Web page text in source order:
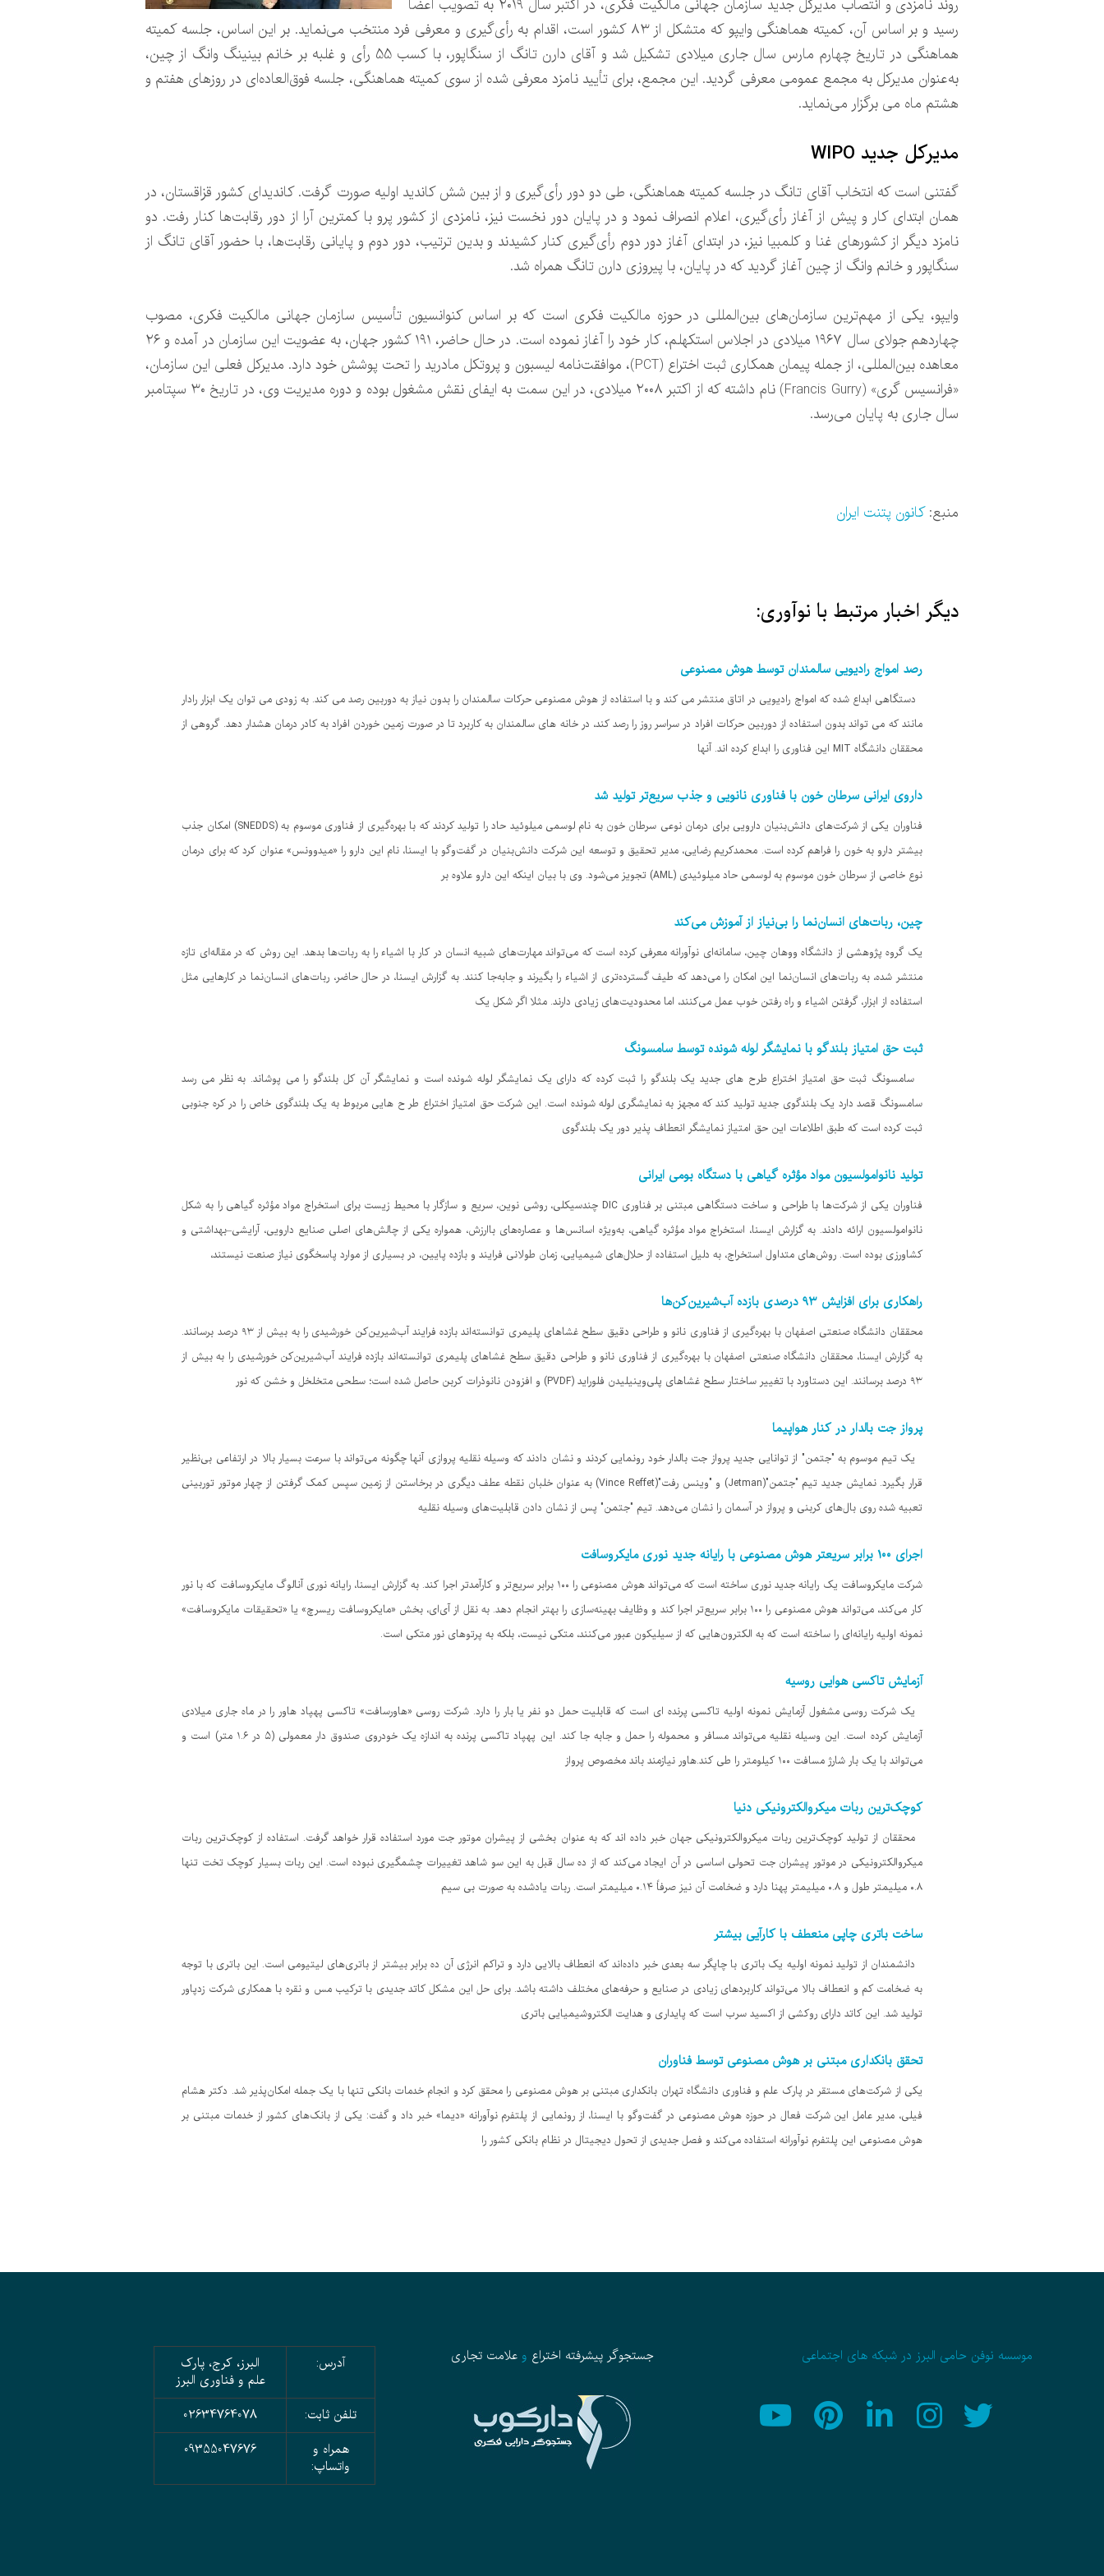
روند نامزدی و انتصاب مدیرکل جدید سازمان جهانی مالکیت فکری، در اکتبر سال ۲۰۱۹ به تصویب اعضا
رسید و بر اساس آن، کمیته هماهنگی وایپو که متشکل از ۸۳ کشور است، اقدام به رأی‌گیری و معرفی فرد منتخب می‌نماید. بر این اساس، جلسه کمیته
هماهنگی در تاریخ چهارم مارس سال جاری میلادی تشکیل شد و آقای دارن تانگ از سنگاپور، با کسب 55 رأی و غلبه بر خانم بینینگ وانگ از چین،
به‌عنوان مدیرکل به مجمع عمومی معرفی گردید. این مجمع، برای تأیید نامزد معرفی شده از سوی کمیته هماهنگی، جلسه فوق‌العاده‌ای در روزهای هفتم و
هشتم ماه می برگزار می‌نماید.
مدیرکل جدید WIPO
گفتنی است که انتخاب آقای تانگ در جلسه کمیته هماهنگی، طی دو دور رأی‌گیری و از بین شش کاندید اولیه صورت گرفت. کاندیدای کشور قزاقستان، در
همان ابتدای کار و پیش از آغاز رأی‌گیری، اعلام انصراف نمود و در پایان دور نخست نیز، نامزدی از کشور پرو با کمترین آرا از دور رقابت‌ها کنار رفت. دو
نامزد دیگر از کشورهای غنا و کلمبیا نیز، در ابتدای آغاز دور دوم رأی‌گیری کنار کشیدند و بدین ترتیب، دور دوم و پایانی رقابت‌ها، با حضور آقای تانگ از
سنگاپور و خانم وانگ از چین آغاز گردید که در پایان، با پیروزی دارن تانگ همراه شد.
وایپو، یکی از مهم‌ترین سازمان‌های بین‌المللی در حوزه مالکیت فکری است که بر اساس کنوانسیون تأسیس سازمان جهانی مالکیت فکری، مصوب
چهاردهم جولای سال ۱۹۶۷ میلادی در اجلاس استکهلم، کار خود را آغاز نموده است. در حال حاضر، ۱۹۱ کشور جهان، به عضویت این سازمان در آمده و ۲۶
معاهده بین‌المللی، از جمله پیمان همکاری ثبت اختراع (PCT)، موافقت‌نامه لیسبون و پروتکل مادرید را تحت پوشش خود دارد. مدیرکل فعلی این سازمان،
«فرانسیس گری» (Francis Gurry) نام داشته که از اکتبر ۲۰۰۸ میلادی، در این سمت به ایفای نقش مشغول بوده و دوره مدیریت وی، در تاریخ ۳۰ سپتامبر
سال جاری به پایان می‌رسد.
منبع:کانون پتنت ایران
دیگر اخبار مرتبط با نوآوری:
رصد امواج رادیویی سالمندان توسط هوش مصنوعی
دستگاهی ابداع شده که امواج رادیویی در اتاق منتشر می کند و با استفاده از هوش مصنوعی حرکات سالمندان را بدون نیاز به دوربین رصد می کند. به زودی می توان یک ابزار رادار
مانند که می تواند بدون استفاده از دوربین حرکات افراد در سراسر روز را رصد کند، در خانه های سالمندان به کاربرد تا در صورت زمین خوردن افراد به کادر درمان هشدار دهد. گروهی از
محققان دانشگاه MIT این فناوری را ابداع کرده اند. آنها
داروی ایرانی سرطان خون با فناوری نانویی و جذب سریع‌تر تولید شد
فناوران یکی از شرکت‌های دانش‌بنیان دارویی برای درمان نوعی سرطان خون به نام لوسمی میلوئید حاد را تولید کردند که با بهره‌گیری از فناوری موسوم به (SNEDDS) امکان جذب
بیشتر دارو به خون را فراهم کرده است. محمدکریم رضایی، مدیر تحقیق و توسعه این شرکت دانش‌بنیان در گفت‌وگو با ایسنا، نام این دارو را «میدوونس» عنوان کرد که برای درمان
نوع خاصی از سرطان خون موسوم به لوسمی حاد میلوئیدی (AML) تجویز می‌شود. وی با بیان اینکه این دارو علاوه بر
چین، ربات‌های انسان‌نما را بی‌نیاز از آموزش می‌کند
یک گروه پژوهشی از دانشگاه ووهان چین، سامانه‌ای نوآورانه معرفی کرده است که می‌تواند مهارت‌های شبیه انسان در کار با اشیاء را به ربات‌ها بدهد. این روش که در مقاله‌ای تازه
منتشر شده، به ربات‌های انسان‌نما این امکان را می‌دهد که طیف گسترده‌تری از اشیاء را بگیرند و جابه‌جا کنند. به گزارش ایسنا، در حال حاضر، ربات‌های انسان‌نما در کارهایی مثل
استفاده از ابزار، گرفتن اشیاء و راه رفتن خوب عمل می‌کنند، اما محدودیت‌های زیادی دارند. مثلا اگر شکل یک
ثبت حق امتیاز بلندگو با نمایشگر لوله شونده توسط سامسونگ
سامسونگ ثبت حق امتیاز اختراع طرح های جدید یک بلندگو را ثبت کرده که دارای یک نمایشگر لوله شونده است و نمایشگر آن کل بلندگو را می پوشاند. به نظر می رسد
سامسونگ قصد دارد یک بلندگوی جدید تولید کند که مجهز به نمایشگری لوله شونده است. این شرکت حق امتیاز اختراع طر ح هایی مربوط به یک بلندگوی خاص را در کره جنوبی
ثبت کرده است که طبق اطلاعات این حق امتیاز نمایشگر انعطاف پذیر دور یک بلندگوی
تولید نانوامولسیون مواد مؤثره گیاهی با دستگاه بومی ایرانی
فناوران یکی از شرکت‌ها با طراحی و ساخت دستگاهی مبتنی بر فناوری DIC چندسیکلی، روشی نوین، سریع و سازگار با محیط زیست برای استخراج مواد مؤثره گیاهی را به شکل
نانوامولسیون ارائه دادند. به گزارش ایسنا، استخراج مواد مؤثره گیاهی، به‌ویژه اسانس‌ها و عصاره‌های باارزش، همواره یکی از چالش‌های اصلی صنایع دارویی، آرایشی–بهداشتی و
کشاورزی بوده است. روش‌های متداول استخراج، به دلیل استفاده از حلال‌های شیمیایی، زمان طولانی فرایند و بازده پایین، در بسیاری از موارد پاسخگوی نیاز صنعت نیستند،
راهکاری برای افزایش ۹۳ درصدی بازده آب‌شیرین‌کن‌ها
محققان دانشگاه صنعتی اصفهان با بهره‌گیری از فناوری نانو و طراحی دقیق سطح غشاهای پلیمری توانسته‌اند بازده فرایند آب‌شیرین‌کن خورشیدی را به بیش از ۹۳ درصد برسانند.
به گزارش ایسنا، محققان دانشگاه صنعتی اصفهان با بهره‌گیری از فناوری نانو و طراحی دقیق سطح غشاهای پلیمری توانسته‌اند بازده فرایند آب‌شیرین‌کن خورشیدی را به بیش از
۹۳ درصد برسانند. این دستاورد با تغییر ساختار سطح غشاهای پلی‌وینیلیدن فلوراید (PVDF) و افزودن نانوذرات کربن حاصل شده است؛ سطحی متخلخل و خشن که نور
پرواز جت بالدار در کنار هواپیما
یک تیم موسوم به "جتمن" از توانایی جدید پرواز جت بالدار خود رونمایی کردند و نشان دادند که وسیله نقلیه پروازی آنها چگونه می‌تواند با سرعت بسیار بالا در ارتفاعی بی‌نظیر
قرار بگیرد. نمایش جدید تیم "جتمن"(Jetman) و "وینس رفت"(Vince Reffet) به عنوان خلبان نقطه عطف دیگری در برخاستن از زمین سپس کمک گرفتن از چهار موتور توربینی
تعبیه شده روی بال‌های کربنی و پرواز در آسمان را نشان می‌دهد. تیم "جتمن" پس از نشان دادن قابلیت‌های وسیله نقلیه
اجرای ۱۰۰ برابر سریعتر هوش مصنوعی با رایانه جدید نوری مایکروسافت
شرکت مایکروسافت یک رایانه جدید نوری ساخته است که می‌تواند هوش مصنوعی را ۱۰۰ برابر سریع‌تر و کارآمدتر اجرا کند. به گزارش ایسنا، رایانه نوری آنالوگ مایکروسافت که با نور
کار می‌کند، می‌تواند هوش مصنوعی را ۱۰۰ برابر سریع‌تر اجرا کند و وظایف بهینه‌سازی را بهتر انجام دهد. به نقل از آی‌ای، بخش «مایکروسافت ریسرچ» یا «تحقیقات مایکروسافت»
نمونه اولیه رایانه‌ای را ساخته است که به الکترون‌هایی که از سیلیکون عبور می‌کنند، متکی نیست، بلکه به پرتوهای نور متکی است.
آزمایش تاکسی هوایی روسیه
یک شرکت روسی مشغول آزمایش نمونه اولیه تاکسی پرنده ای است که قابلیت حمل دو نفر یا بار را دارد. شرکت روسی «هاورسافت» تاکسی پهپاد هاور را در ماه جاری میلادی
آزمایش کرده است. این وسیله نقلیه می‌تواند مسافر و محموله را حمل و جابه جا کند. این پهپاد تاکسی پرنده به اندازه یک خودروی صندوق دار معمولی (۵ در ۱.۶ متر) است و
می‌تواند با یک بار شارژ مسافت ۱۰۰ کیلومتر را طی کند.هاور نیازمند باند مخصوص پرواز
کوچک‌ترین ربات میکروالکترونیکی دنیا
محققان از تولید کوچک‌ترین ربات میکروالکترونیکی جهان خبر داده اند که به عنوان بخشی از پیشران موتور جت مورد استفاده قرار خواهد گرفت. استفاده از کوچک‌ترین ربات
میکروالکترونیکی در موتور پیشران جت تحولی اساسی در آن ایجاد می‌کند که از ده سال قبل به این سو شاهد تغییرات چشمگیری نبوده است. این ربات بسیار کوچک تخت تنها
۰.۸ میلیمتر طول و ۰.۸ میلیمتر پهنا دارد و ضخامت آن نیز صرفاً ۰.۱۴ میلیمتر است. ربات یادشده به صورت بی سیم
ساخت باتری چاپی منعطف با کارآیی بیشتر
دانشمندان از تولید نمونه اولیه یک باتری با چاپگر سه بعدی خبر داده‌اند که انعطاف بالایی دارد و تراکم انرژی آن ده برابر بیشتر از باتری‌های لیتیومی است. این باتری با توجه
به ضخامت کم و انعطاف بالا می‌تواند کاربردهای زیادی در صنایع و حرفه‌های مختلف داشته باشد. برای حل این مشکل کاتد جدیدی با ترکیب مس و نقره با همکاری شرکت زدپاور
تولید شد. این کاتد دارای روکشی از اکسید سرب است که پایداری و هدایت الکتروشیمیایی باتری
تحقق بانکداری مبتنی بر هوش مصنوعی توسط فناوران
یکی از شرکت‌های مستقر در پارک علم و فناوری دانشگاه تهران بانکداری مبتنی بر هوش مصنوعی را محقق کرد و انجام خدمات بانکی تنها با یک جمله امکان‌پذیر شد. دکتر هشام
فیلی، مدیر عامل این شرکت فعال در حوزه هوش مصنوعی در گفت‌وگو با ایسنا، از رونمایی از پلتفرم نوآورانه «دیما» خبر داد و گفت: یکی از بانک‌های کشور از خدمات مبتنی بر
هوش مصنوعی این پلتفرم نوآورانه استفاده می‌کند و فصل جدیدی از تحول دیجیتال در نظام بانکی کشور را
موسسه نوفن حامی البرز در شبکه های اجتماعی جستجوگر پیشرفته اختراع وعلامت تجاری آدرس:
البرز، کرج، پارک
علم و فناوری البرز
تلفن ثابت:
02634764078
همراه و
واتساپ:
09355047676